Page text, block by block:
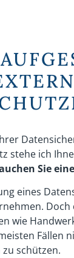
stehe ich
Sie
eines
wie
Fällen
schützen.